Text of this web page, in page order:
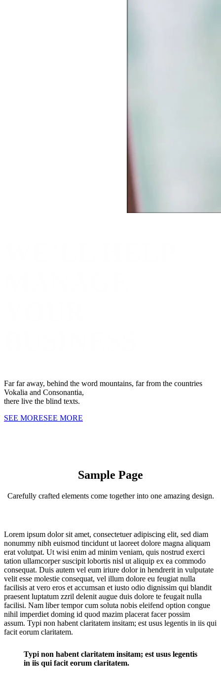
Far far away, behind the word mountains, far from the countries
Vokalia and Consonantia,
there live the blind texts.
SEE MORESEE MORE
Sample Page
Carefully crafted elements come together into one amazing design.
Lorem ipsum dolor sit amet, consectetuer adipiscing elit, sed diam
nonummy nibh euismod tincidunt ut laoreet dolore magna aliquam
erat volutpat. Ut wisi enim ad minim veniam, quis nostrud exerci
tation ullamcorper suscipit lobortis nisl ut aliquip ex ea commodo
consequat. Duis autem vel eum iriure dolor in hendrerit in vulputate
velit esse molestie consequat, vel illum dolore eu feugiat nulla
facilisis at vero eros et accumsan et iusto odio dignissim qui blandit
praesent luptatum zzril delenit augue duis dolore te feugait nulla
facilisi. Nam liber tempor cum soluta nobis eleifend option congue
nihil imperdiet doming id quod mazim placerat facer possim
assum. Typi non habent claritatem insitam; est usus legentis in iis qui
facit eorum claritatem.
Typi non habent claritatem insitam; est usus legentis
in iis qui facit eorum claritatem.